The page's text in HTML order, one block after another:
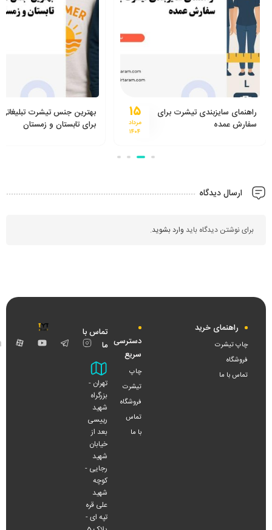
۱۵
مرداد
۱۴۰۴
راهنمای سایزبندی تیشرت برای
سفارش عمده
بهترین جنس تیشرت تبلیغاتی
برای تابستان و زمستان
ارسال دیدگاه
برای نوشتن دیدگاه باید وارد بشوید.
راهنمای خرید
چاپ تیشرت
فروشگاه
تماس با ما
دسترسی
سریع
چاپ
تیشرت
فروشگاه
تماس
با ما
تماس با
ما
تهران -
بزرگراه
شهید
رییسی
بعد از
خیابان
شهید
رجایی -
کوچه
شهید
علی قره
تپه ای -
اینستاگرام تلگرام یوتیوب